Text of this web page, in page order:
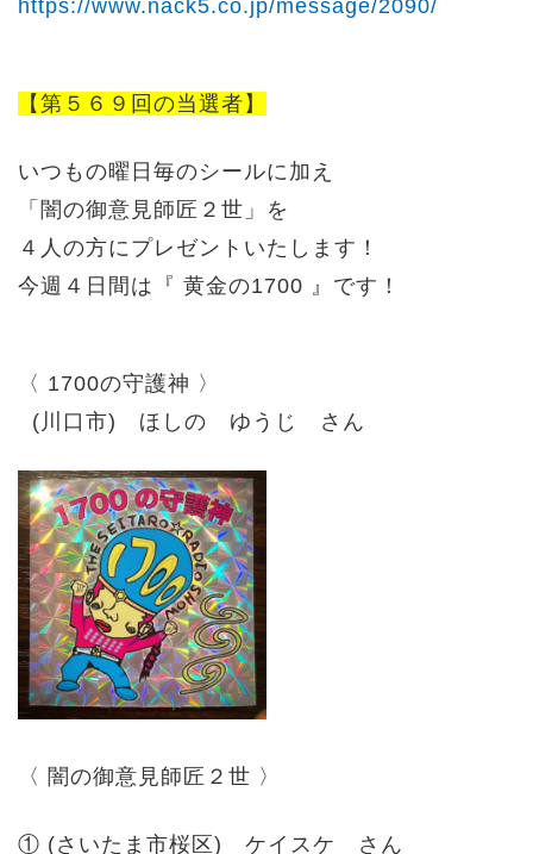
https://www.nack5.co.jp/message/2090/
【第５６９回の当選者】
いつもの曜日毎のシールに加え
「闇の御意見師匠２世」を
４人の方にプレゼントいたします！
今週４日間は『 黄金の1700 』です！
〈 1700の守護神 〉
(川口市) ほしの ゆうじ さん
〈 闇の御意見師匠２世 〉
① (さいたま市桜区) ケイスケ さん